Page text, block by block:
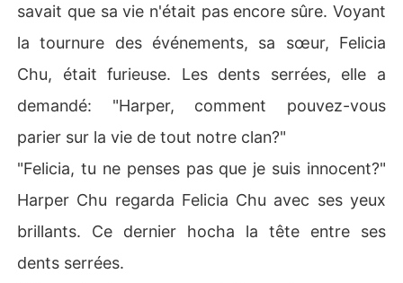
savait que sa vie n'était pas encore sûre. Voyant
la tournure des événements, sa sœur, Felicia
Chu, était furieuse. Les dents serrées, elle a
demandé: "Harper, comment pouvez-vous
parier sur la vie de tout notre clan?"
"Felicia, tu ne penses pas que je suis innocent?"
Harper Chu regarda Felicia Chu avec ses yeux
brillants. Ce dernier hocha la tête entre ses
dents serrées.